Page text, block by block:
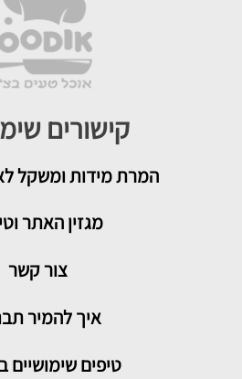
קישורים
המרת מידות ומשקל
מגזין האתר
צור קשר
איך להמיר
טיפים